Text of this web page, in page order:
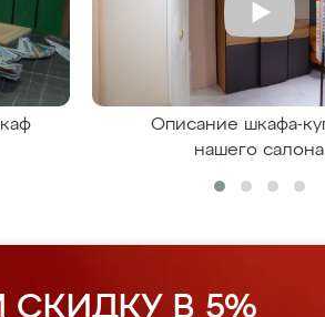
Описание шкафа-
нашего салона
В 5%